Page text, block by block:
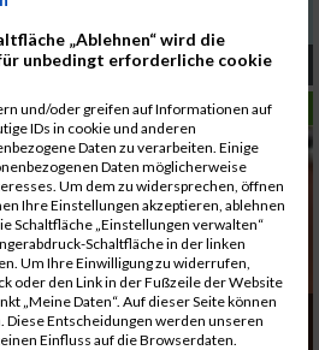
sich!
LAUFSPORT
bei angenehmen 19
„Ablehnen“ wird die
unbedingt erforderliche cookie
und/oder greifen auf Informationen auf
IDs in cookie und anderen
Daten zu verarbeiten. Einige
Daten möglicherweise
Um dem zu widersprechen, öffnen
Ihre Einstellungen akzeptieren, ablehnen
Schaltfläche „Einstellungen verwalten“
Schaltfläche in der linken
Um Ihre Einwilligung zu widerrufen,
oder den Link in der Fußzeile der Website
„Meine Daten“. Auf dieser Seite können
Diese Entscheidungen werden unseren
Einfluss auf die Browserdaten.